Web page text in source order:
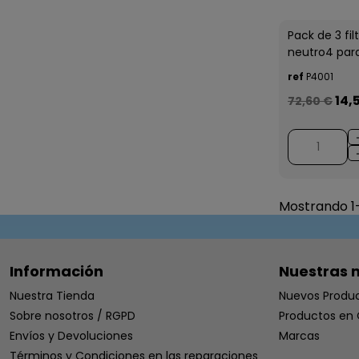
Pack de 3
neutro4 para
ref P4001
72,60 €
Mostrando
Información
Nuestra Tienda
Sobre nosotros / RGPD
Envíos y Devoluciones
Términos y Condiciones en las reparaciones
Nuestras
Nuevos
Productos en
Marcas